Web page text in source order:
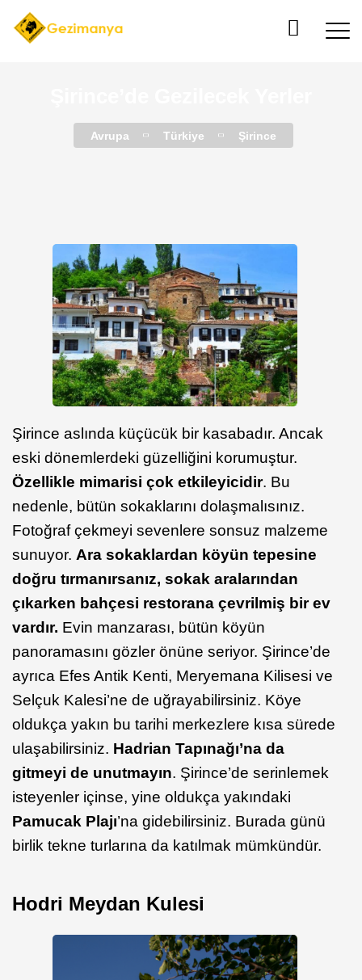
Avrupa Türkiye Şirince
Şirince aslında küçücük bir kasabadır. Ancak
eski dönemlerdeki güzelliğini korumuştur.
Özellikle mimarisi çok etkileyicidir. Bu
nedenle, bütün sokaklarını dolaşmalısınız.
Fotoğraf çekmeyi sevenlere sonsuz malzeme
sunuyor. Ara sokaklardan köyün tepesine
doğru tırmanırsanız, sokak aralarından
çıkarken bahçesi restorana çevrilmiş bir ev
vardır. Evin manzarası, bütün köyün
panoramasını gözler önüne seriyor. Şirince’de
ayrıca Efes Antik Kenti, Meryemana Kilisesi ve
Selçuk Kalesi’ne de uğrayabilirsiniz. Köye
oldukça yakın bu tarihi merkezlere kısa sürede
ulaşabilirsiniz. Hadrian Tapınağı’na da
gitmeyi de unutmayın. Şirince’de serinlemek
isteyenler içinse, yine oldukça yakındaki
Pamucak Plajı’na gidebilirsiniz. Burada günü
birlik tekne turlarına da katılmak mümkündür.
Hodri Meydan Kulesi